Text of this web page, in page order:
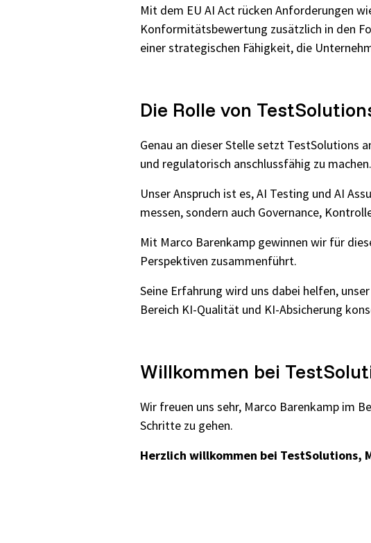
Mit dem EU AI Act rücken Anforderungen
Konformitätsbewertung zusätzlich in den
einer strategischen Fähigkeit, die
Die Rolle von
Genau an dieser Stelle setzt TestSolutions
und regulatorisch anschlussfähig zu machen.
Unser Anspruch ist es, AI Testing und AI
messen, sondern auch Governance,
Mit Marco Barenkamp gewinnen wir für
Perspektiven zusammenführt.
Seine Erfahrung wird uns dabei helfen,
Bereich KI-Qualität und KI-Absicherung
Willkommen bei
Wir freuen uns sehr, Marco Barenkamp im
Schritte zu gehen.
Herzlich willkommen bei TestSolutions,